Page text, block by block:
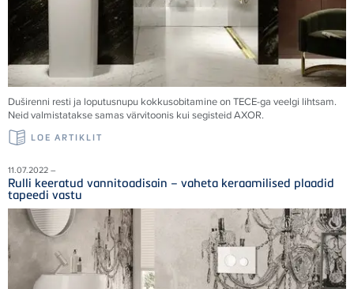
Duširenni resti ja loputusnupu kokkusobitamine onTECE-ga veelgi lihtsam.
Neid valmistatakse samas värvitoonis kui segisteid AXOR.
LOE ARTIKLIT
11.07.2022 –
Rulli keeratud vannitoadisain – vaheta keraamilised plaadid
tapeedi vastu